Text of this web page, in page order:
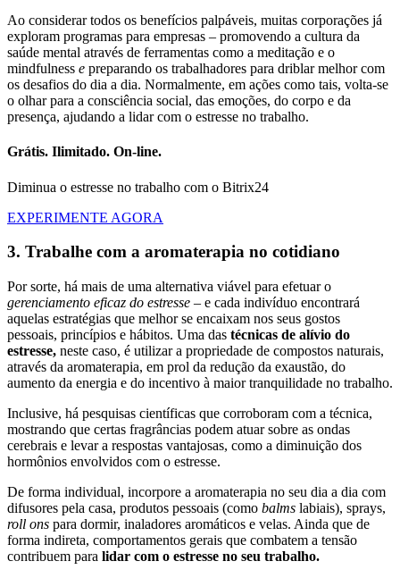
Ao considerar todos os benefícios palpáveis, muitas corporações já
exploram programas para empresas – promovendo a cultura da
saúde mental através de ferramentas como a meditação e o
mindfulness e preparando os trabalhadores para driblar melhor com
os desafios do dia a dia. Normalmente, em ações como tais, volta-se
o olhar para a consciência social, das emoções, do corpo e da
presença, ajudando a lidar com o estresse no trabalho.
Grátis. Ilimitado. On-line.
Diminua o estresse no trabalho com o Bitrix24
EXPERIMENTE AGORA
3. Trabalhe com a aromaterapia no cotidiano
Por sorte, há mais de uma alternativa viável para efetuar o
gerenciamento eficaz do estresse – e cada indivíduo encontrará
aquelas estratégias que melhor se encaixam nos seus gostos
pessoais, princípios e hábitos. Uma das técnicas de alívio do
estresse, neste caso, é utilizar a propriedade de compostos naturais,
através da aromaterapia, em prol da redução da exaustão, do
aumento da energia e do incentivo à maior tranquilidade no trabalho.
Inclusive, há pesquisas científicas que corroboram com a técnica,
mostrando que certas fragrâncias podem atuar sobre as ondas
cerebrais e levar a respostas vantajosas, como a diminuição dos
hormônios envolvidos com o estresse.
De forma individual, incorpore a aromaterapia no seu dia a dia com
difusores pela casa, produtos pessoais (como balms labiais), sprays,
roll ons para dormir, inaladores aromáticos e velas. Ainda que de
forma indireta, comportamentos gerais que combatem a tensão
contribuem para lidar com o estresse no seu trabalho.